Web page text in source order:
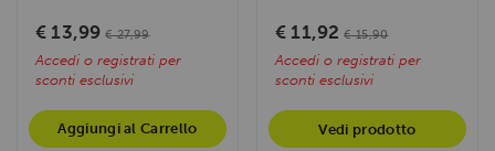
(come...
€ 13,99 € 27,99
Accedi o registrati per
sconti esclusivi
Aggiungi al Carrello
enzimatica e...
€ 11,92 € 15,90
Accedi o registrati per
sconti esclusivi
Vedi prodotto